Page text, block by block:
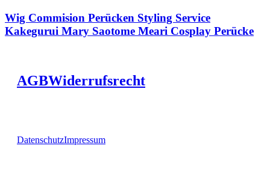
Wig Commision Perücken Styling Service
Kakegurui Mary Saotome Meari Cosplay Perücke
AGBWiderrufsrecht
DatenschutzImpressum